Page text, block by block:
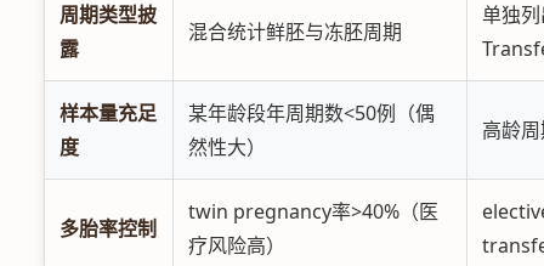
周期类型披
露
混合统计鲜胚与冻胚周期
单独
样本量充足
度
某年龄段年周期数<50例（偶
然性大）
高龄
多胎率控制
twin pregnancy率>40%（医
疗风险高）